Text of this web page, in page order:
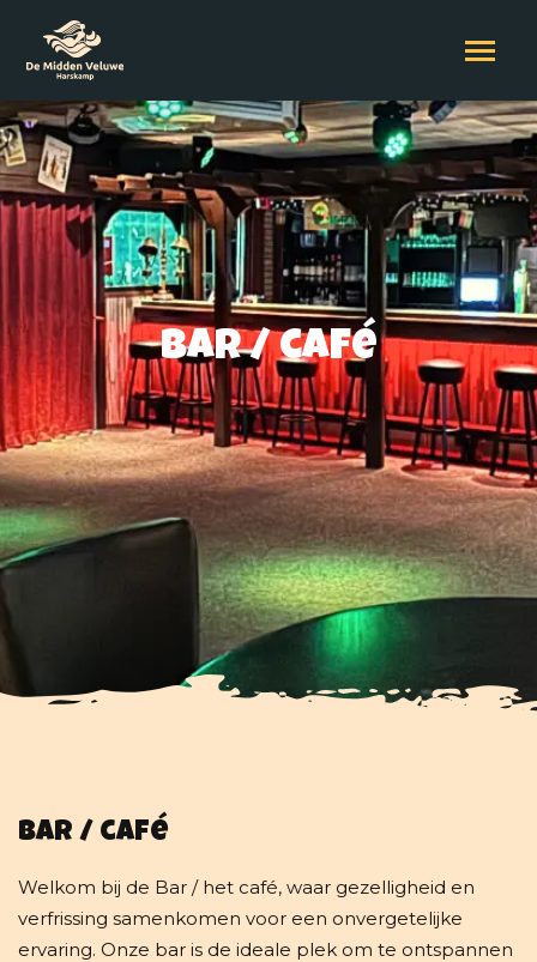
Bar / café
Bar / café
Welkom bij de Bar / het café, waar gezelligheid en
verfrissing samenkomen voor een onvergetelijke
ervaring. Onze bar is de ideale plek om te ontspannen